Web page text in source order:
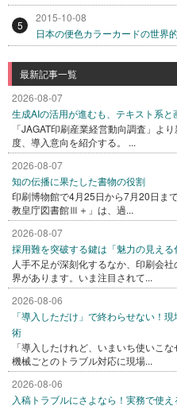
5
2015-10-08
日本の便色カラーカードの世界
最新記事一覧
2026-08-07
生成AIの活用が進むも、テキスト系
「JAGAT印刷産業経営動向調査」よ
度、導入意向を紹介する。 ...
2026-08-07
知の伝播に果たした書物の役割
印刷博物館で4月25日から7月20日
教皇庁図書館Ⅲ＋」は、過...
2026-08-07
採用難を突破する鍵は「魅力の見え
人手不足が深刻化するなか、印刷会
界があります。いま注目されて...
2026-08-06
「導入しただけ」で終わらせない！
術
「導入したけれど、いまいち使いこ
機械ごとのトラブル対応に現場...
2026-08-06
入稿トラブルにさよなら！実務で使